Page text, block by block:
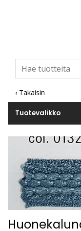
‹ Takaisin
Tuotevalikko